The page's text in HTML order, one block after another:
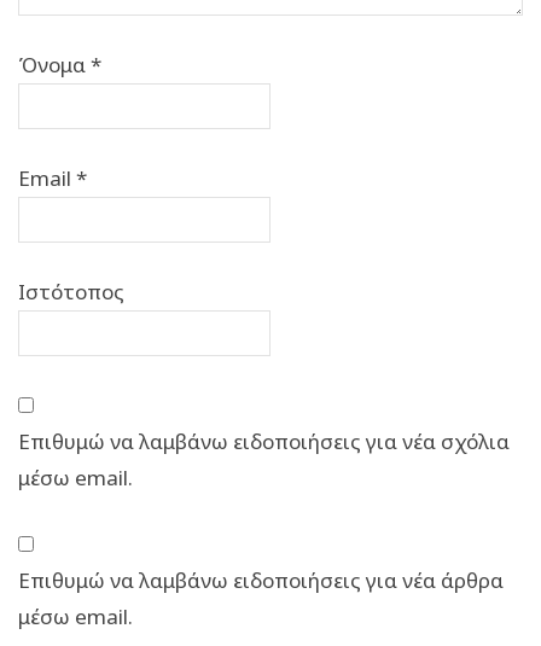
Όνομα *
Email *
Ιστότοπος
Επιθυμώ να λαμβάνω ειδοποιήσεις για νέα σχόλια
μέσω email.
Επιθυμώ να λαμβάνω ειδοποιήσεις για νέα άρθρα
μέσω email.